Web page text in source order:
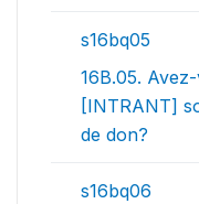
s16bq05
16B.05.
[INTRANT]
de don?
s16bq06